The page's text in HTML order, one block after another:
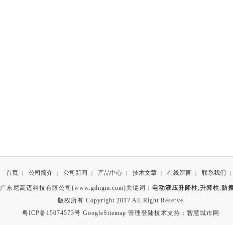
首页 | 公司简介 | 公司新闻 | 产品中心 | 技术文章 | 在线留言 | 联系我们 |
广东尼高迈科技有限公司(www.gdngm.com)关键词： 电动液压升降柱,升降柱, 防
版权所有 Copyright 2017 All Right Reserve
粤ICP备15074573号 GoogleSitemap 管理登陆技术支持： 智慧城市网